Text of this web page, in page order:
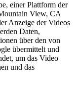
einer Plattform der
View, CA
Anzeige der Videos
Daten,
über den von
übermittelt und
um das Video
und das